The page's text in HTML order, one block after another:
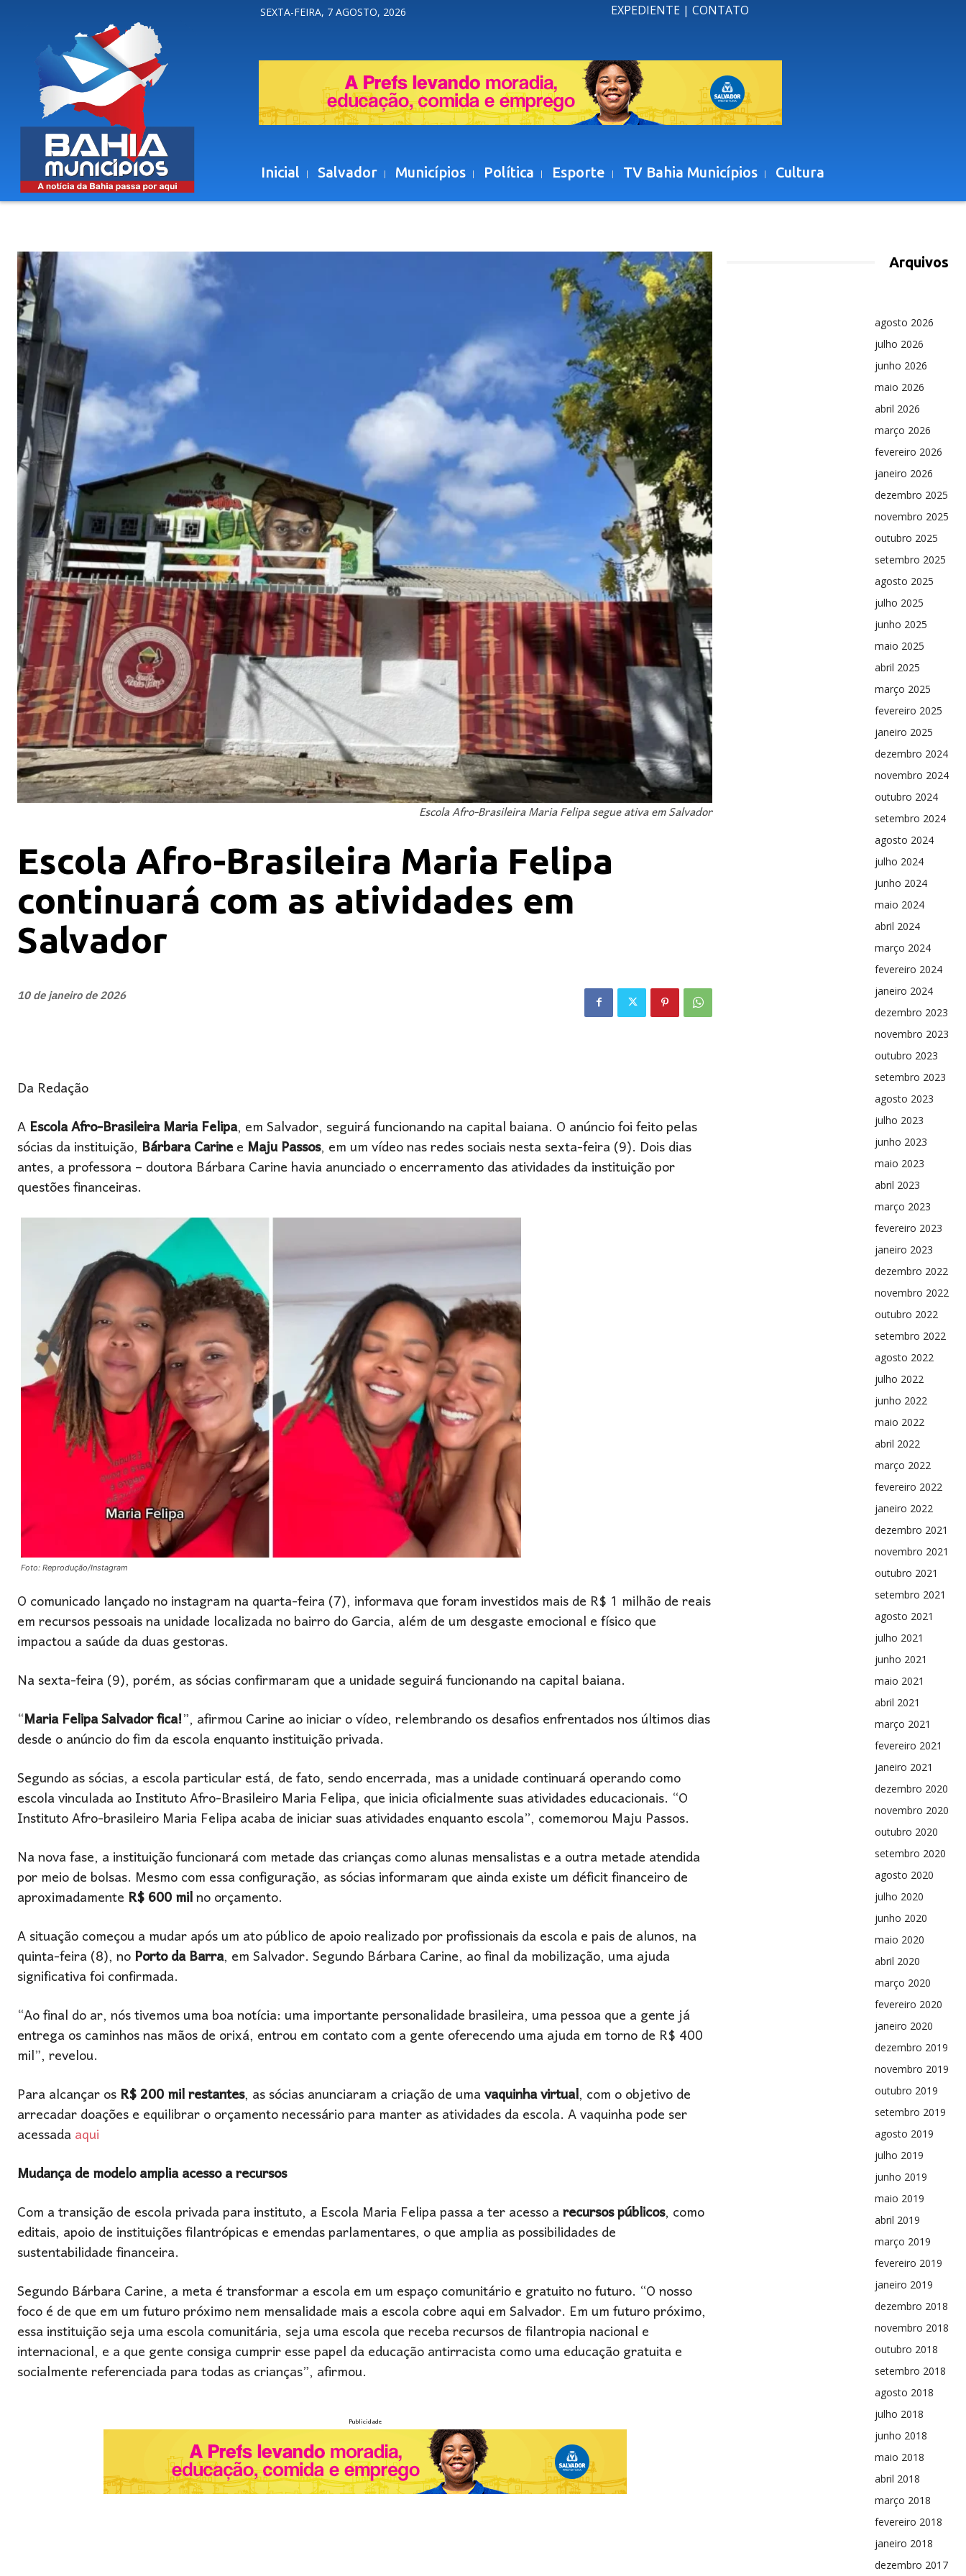
SEXTA-FEIRA, 7 AGOSTO, 2026 EXPEDIENTE | CONTATO
Inicial Salvador Municípios Política Esporte TV Bahia Municípios Cultura
Escola Afro-Brasileira Maria Felipa segue ativa em Salvador
Escola Afro-Brasileira Maria Felipa
continuará com as atividades em
Salvador
10 de janeiro de 2026
Da Redação
AEscola Afro-Brasileira Maria Felipa, em Salvador, seguirá funcionando na capital baiana. O anúncio foi feito pelas
sócias da instituição,Bárbara CarineeMaju Passos, em um vídeo nas redes sociais nesta sexta-feira (9). Dois dias
antes, a professora – doutora Bárbara Carine havia anunciado o encerramento das atividades da instituição por
questões financeiras.
Foto: Reprodução/Instagram
O comunicado lançado no instagram na quarta-feira (7), informava que foram investidos mais de R$ 1 milhão de reais
em recursos pessoais na unidade localizada no bairro do Garcia, além de um desgaste emocional e físico que
impactou a saúde da duas gestoras.
Na sexta-feira (9), porém, as sócias confirmaram que a unidade seguirá funcionando na capital baiana.
“Maria Felipa Salvador fica!”, afirmou Carine ao iniciar o vídeo, relembrando os desafios enfrentados nos últimos dias
desde o anúncio do fim da escola enquanto instituição privada.
Segundo as sócias, a escola particular está, de fato, sendo encerrada, mas a unidade continuará operando como
escola vinculada ao Instituto Afro-Brasileiro Maria Felipa, que inicia oficialmente suas atividades educacionais. “O
Instituto Afro-brasileiro Maria Felipa acaba de iniciar suas atividades enquanto escola”, comemorou Maju Passos.
Na nova fase, a instituição funcionará com metade das crianças como alunas mensalistas e a outra metade atendida
por meio de bolsas. Mesmo com essa configuração, as sócias informaram que ainda existe um déficit financeiro de
aproximadamenteR$ 600 milno orçamento.
A situação começou a mudar após um ato público de apoio realizado por profissionais da escola e pais de alunos, na
quinta-feira (8), noPorto da Barra, em Salvador. Segundo Bárbara Carine, ao final da mobilização, uma ajuda
significativa foi confirmada.
“Ao final do ar, nós tivemos uma boa notícia: uma importante personalidade brasileira, uma pessoa que a gente já
entrega os caminhos nas mãos de orixá, entrou em contato com a gente oferecendo uma ajuda em torno de R$ 400
mil”, revelou.
Para alcançar osR$ 200 mil restantes, as sócias anunciaram a criação de umavaquinha virtual, com o objetivo de
arrecadar doações e equilibrar o orçamento necessário para manter as atividades da escola. A vaquinha pode ser
acessadaaqui
Mudança de modelo amplia acesso a recursos
Com a transição de escola privada para instituto, a Escola Maria Felipa passa a ter acesso arecursos públicos, como
editais, apoio de instituições filantrópicas e emendas parlamentares, o que amplia as possibilidades de
sustentabilidade financeira.
Segundo Bárbara Carine, a meta é transformar a escola em um espaço comunitário e gratuito no futuro. “O nosso
foco é de que em um futuro próximo nem mensalidade mais a escola cobre aqui em Salvador. Em um futuro próximo,
essa instituição seja uma escola comunitária, seja uma escola que receba recursos de filantropia nacional e
internacional, e a que gente consiga cumprir esse papel da educação antirracista como uma educação gratuita e
socialmente referenciada para todas as crianças”, afirmou.
Publicidade
Arquivos
agosto 2026
julho 2026
junho 2026
maio 2026
abril 2026
março 2026
fevereiro 2026
janeiro 2026
dezembro 2025
novembro 2025
outubro 2025
setembro 2025
agosto 2025
julho 2025
junho 2025
maio 2025
abril 2025
março 2025
fevereiro 2025
janeiro 2025
dezembro 2024
novembro 2024
outubro 2024
setembro 2024
agosto 2024
julho 2024
junho 2024
maio 2024
abril 2024
março 2024
fevereiro 2024
janeiro 2024
dezembro 2023
novembro 2023
outubro 2023
setembro 2023
agosto 2023
julho 2023
junho 2023
maio 2023
abril 2023
março 2023
fevereiro 2023
janeiro 2023
dezembro 2022
novembro 2022
outubro 2022
setembro 2022
agosto 2022
julho 2022
junho 2022
maio 2022
abril 2022
março 2022
fevereiro 2022
janeiro 2022
dezembro 2021
novembro 2021
outubro 2021
setembro 2021
agosto 2021
julho 2021
junho 2021
maio 2021
abril 2021
março 2021
fevereiro 2021
janeiro 2021
dezembro 2020
novembro 2020
outubro 2020
setembro 2020
agosto 2020
julho 2020
junho 2020
maio 2020
abril 2020
março 2020
fevereiro 2020
janeiro 2020
dezembro 2019
novembro 2019
outubro 2019
setembro 2019
agosto 2019
julho 2019
junho 2019
maio 2019
abril 2019
março 2019
fevereiro 2019
janeiro 2019
dezembro 2018
novembro 2018
outubro 2018
setembro 2018
agosto 2018
julho 2018
junho 2018
maio 2018
abril 2018
março 2018
fevereiro 2018
janeiro 2018
dezembro 2017